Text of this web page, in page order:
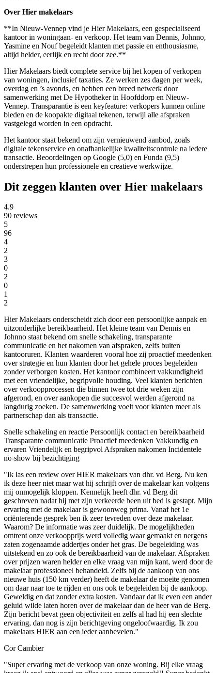
Over Hier makelaars
**In Nieuw-Vennep vind je Hier Makelaars, een gespecialiseerd
kantoor in woningaan- en verkoop. Het team van Dennis, Johnno,
Yasmine en Nouf begeleidt klanten met passie en enthousiasme,
altijd helder, eerlijk en recht door zee.**
Hier Makelaars biedt complete service bij het kopen of verkopen
van woningen, inclusief taxaties. Ze werken zes dagen per week,
overdag en ’s avonds, en hebben een breed netwerk door
samenwerking met De Hypotheker in Hoofddorp en Nieuw-
Vennep. Transparantie is een keyfeature: verkopers kunnen online
bieden en de koopakte digitaal tekenen, terwijl alle afspraken
vastgelegd worden in een opdracht.
Het kantoor staat bekend om zijn vernieuwend aanbod, zoals
digitale tekenservice en onafhankelijke kwaliteitscontrole na iedere
transactie. Beoordelingen op Google (5,0) en Funda (9,5)
onderstrepen hun professionele en creatieve werkwijze.
Dit zeggen klanten over Hier makelaars
4.9
90 reviews
5
96
4
2
3
0
2
0
1
2
Hier Makelaars onderscheidt zich door een persoonlijke aanpak en
uitzonderlijke bereikbaarheid. Het kleine team van Dennis en
Johnno staat bekend om snelle schakeling, transparante
communicatie en het nakomen van afspraken, zelfs buiten
kantooruren. Klanten waarderen vooral hoe zij proactief meedenken
over strategie en hun klanten door het gehele proces begeleiden
zonder verborgen kosten. Het kantoor combineert vakkundigheid
met een vriendelijke, begripvolle houding. Veel klanten berichten
over verkoopprocessen die binnen twee tot drie weken zijn
afgerond, en over aankopen die succesvol werden afgerond na
langdurig zoeken. De samenwerking voelt voor klanten meer als
partnerschap dan als transactie.
Snelle schakeling en reactie Persoonlijk contact en bereikbaarheid
Transparante communicatie Proactief meedenken Vakkundig en
ervaren Vriendelijk en begripvolAfspraken nakomen Incidentele
no-show bij bezichtiging
"Ik las een review over HIER makelaars van dhr. vd Berg. Nu ken
ik deze heer niet maar wat hij schrijft over de makelaar kan volgens
mij onmogelijk kloppen. Kennelijk heeft dhr. vd Berg dit
geschreven nadat hij met zijn verkeerde been uit bed is gestapt. Mijn
ervaring met de makelaar is gewoonweg prima. Vanaf het 1e
oriënterende gesprek ben ik zeer tevreden over deze makelaar.
Waarom? De informatie was zeer duidelijk. De mogelijkheden
omtrent onze verkoopprijs werd volledig waar gemaakt en nergens
zaten zogenaamde addertjes onder het gras. De begeleiding was
uitstekend en zo ook de bereikbaarheid van de makelaar. Afspraken
over prijzen waren helder en elke vraag van mijn kant, werd door de
makelaar professioneel behandeld. Zelfs bij de aankoop van ons
nieuwe huis (150 km verder) heeft de makelaar de moeite genomen
om daar naar toe te rijden en ons ook te begeleiden bij de aankoop.
Geweldig en dat zonder extra kosten. Vandaar dat ik even een ander
geluid wilde laten horen over de makelaar dan de heer van de Berg.
Zijn bericht bevat geen objectiviteit en zelfs al had hij een slechte
ervaring, dan nog is zijn berichtgeving ongeloofwaardig. Ik zou
makelaars HIER aan een ieder aanbevelen."
Cor Cambier
"Super ervaring met de verkoop van onze woning. Bij elke vraag